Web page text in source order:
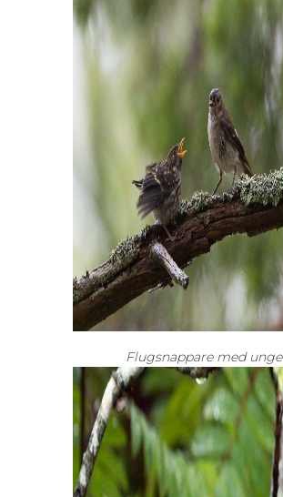
Flugsnappare med unge